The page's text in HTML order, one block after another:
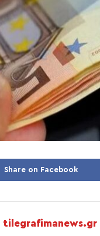
Share on Facebook
tilegrafimanews.gr